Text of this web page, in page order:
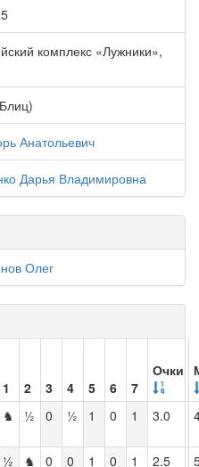
комплекс «Лужники»,
Анатольевич
Дарья Владимировна
Олег
1 2 3 4 5 6 7
Очки
♞ ½ 0 ½ 1 0 1 3.0
½ ♞ 0 0 1 0 1 2.5